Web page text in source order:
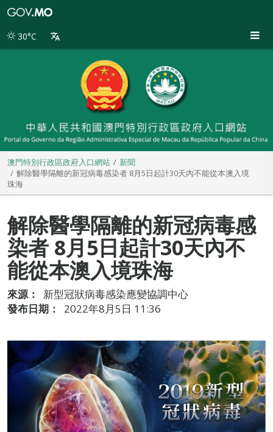
別
30°C
澳門特別行政區政府入口網站
新聞
解除醫學隔離的新冠病毒感染者 8月5日起計30天內不能從本澳入境
珠海
解除醫學隔離的新冠病毒感
染者 8月5日起計30天內不
能從本澳入境珠海
來源：
新型冠狀病毒感染應變協調中心
發布日期：
2022年8月5日 11:36